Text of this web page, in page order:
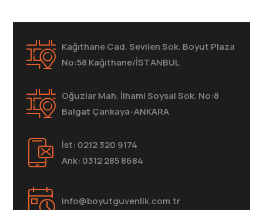
Kağıthane Cad. Sevilen Sok. Boyut Plaza
No:58 Kağıthane/İSTANBUL
Oğuzlar Mah. İlhami Soysal Sok. No:8
Balgat Çankaya-ANKARA
İst: 0212 320 9174
Ank: 0312 285 8684
info@boyutguvenlik.com.tr